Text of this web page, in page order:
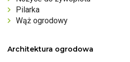
Pilarka
Wąż ogrodowy
Architektura ogrodowa